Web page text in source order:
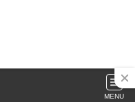
MENU